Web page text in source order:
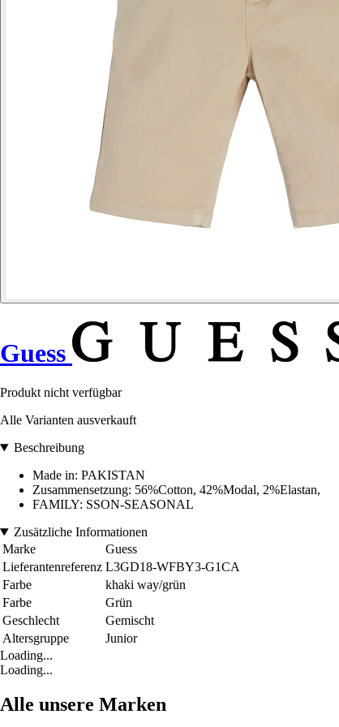
Guess
Produkt nicht verfügbar
Alle Varianten ausverkauft
Beschreibung
Made in: PAKISTAN
Zusammensetzung: 56%Cotton, 42%Modal, 2%Elastan,
FAMILY: SSON-SEASONAL
Zusätzliche Informationen
Marke
Guess
Lieferantenreferenz L3GD18-WFBY3-G1CA
Farbe
khaki way/grün
Farbe
Grün
Geschlecht
Gemischt
Altersgruppe
Junior
Loading...
Loading...
Alle unsere Marken